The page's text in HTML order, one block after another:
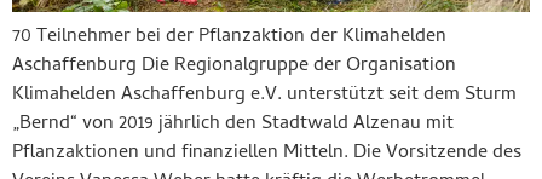
70 Teilnehmer bei der Pflanzaktion der Klimahelden
Aschaffenburg Die Regionalgruppe der Organisation
Klimahelden Aschaffenburg e.V. unterstützt seit dem Sturm
„Bernd“ von 2019 jährlich den Stadtwald Alzenau mit
Pflanzaktionen und finanziellen Mitteln. Die Vorsitzende des